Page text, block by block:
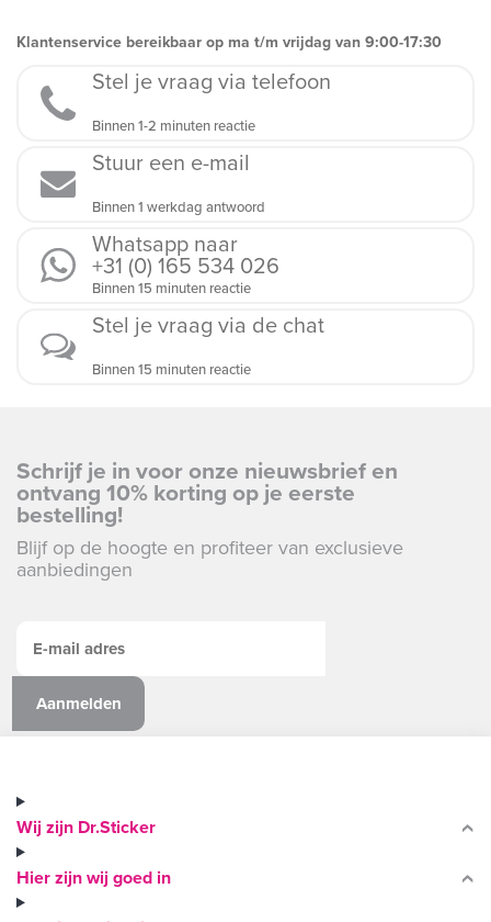
Klantenservice bereikbaar op ma t/m vrijdag van 9:00-17:30
Stel je vraag via telefoon
Binnen 1-2 minuten reactie
Stuur een e-mail
Binnen 1 werkdag antwoord
Whatsapp naar
+31 (0) 165 534 026
Binnen 15 minuten reactie
Stel je vraag via de chat
Binnen 15 minuten reactie
Schrijf je in voor onze nieuwsbrief en
ontvang 10% korting op je eerste
bestelling!
Blijf op de hoogte en profiteer van exclusieve
aanbiedingen
Wij zijn Dr.Sticker
Hier zijn wij goed in